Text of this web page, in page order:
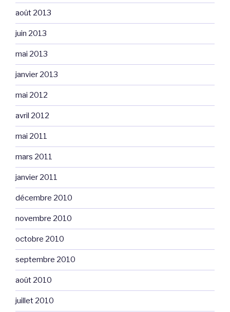
août 2013
juin 2013
mai 2013
janvier 2013
mai 2012
avril 2012
mai 2011
mars 2011
janvier 2011
décembre 2010
novembre 2010
octobre 2010
septembre 2010
août 2010
juillet 2010